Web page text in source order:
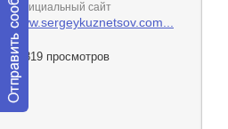
Официальный сайт
www.sergeykuznetsov.com...
38819 просмотров